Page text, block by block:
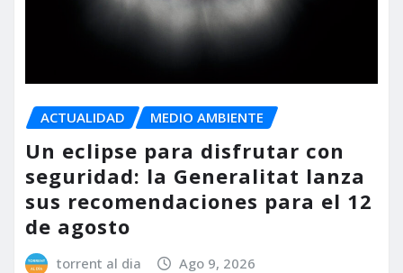
ACTUALIDAD MEDIO AMBIENTE
Un eclipse para disfrutar con
seguridad: la Generalitat lanza
sus recomendaciones para el 12
de agosto
torrent al dia Ago 9, 2026